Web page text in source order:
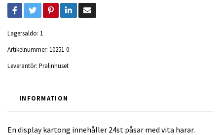
Lagersaldo: 1
Artikelnummer: 10251-0
Leverantör: Pralinhuset
INFORMATION
En display kartong innehåller 24st påsar med vita harar.